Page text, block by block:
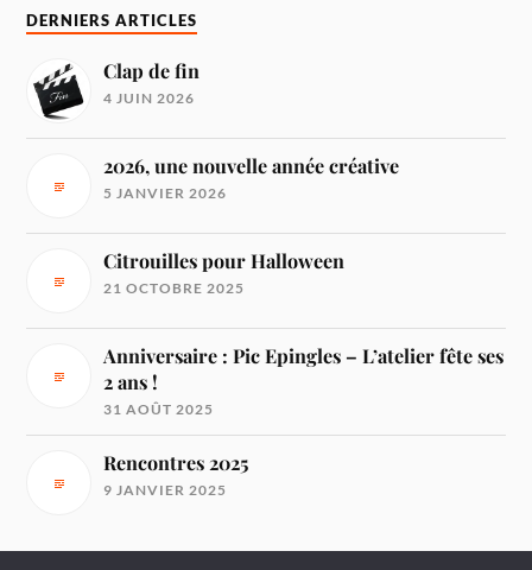
DERNIERS ARTICLES
Clap de fin
4 JUIN 2026
2026, une nouvelle année créative
5 JANVIER 2026
Citrouilles pour Halloween
21 OCTOBRE 2025
Anniversaire : Pic Epingles – L’atelier fête ses
2 ans !
31 AOÛT 2025
Rencontres 2025
9 JANVIER 2025